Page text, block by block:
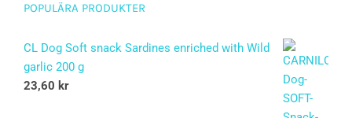
POPULÄRA PRODUKTER
CL Dog Soft snack Sardines enriched with Wild
garlic 200 g
23,60 kr